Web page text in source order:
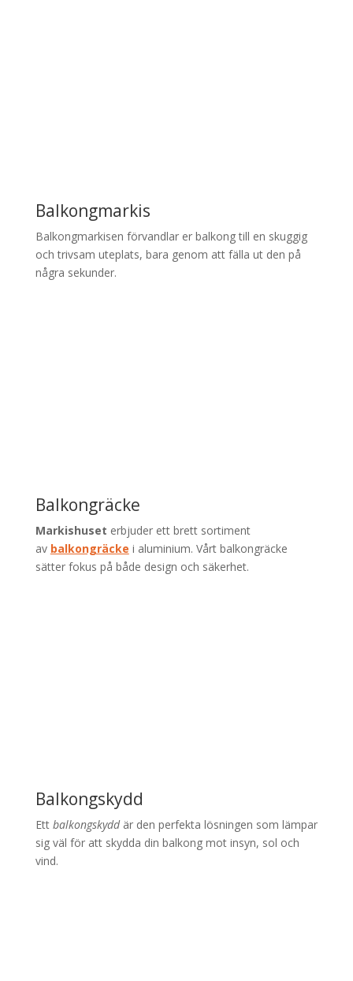
Balkongmarkis
Balkongmarkisen förvandlar er balkong till en skuggig
och trivsam uteplats, bara genom att fälla ut den på
några sekunder.
Balkongräcke
Markishuset erbjuder ett brett sortiment
av balkongräcke i aluminium. Vårt balkongräcke
sätter fokus på både design och säkerhet.
Balkongskydd
Ett balkongskydd är den perfekta lösningen som lämpar
sig väl för att skydda din balkong mot insyn, sol och
vind.